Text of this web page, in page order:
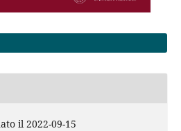
il 2022-09-15